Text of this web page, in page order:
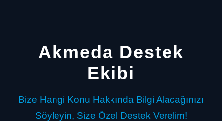
Akmeda Destek
Ekibi
Bize Hangi Konu Hakkında Bilgi Alacağınızı
Söyleyin, Size Özel Destek Verelim!